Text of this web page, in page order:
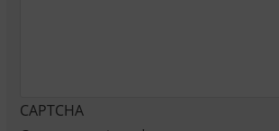
CAPTCHA